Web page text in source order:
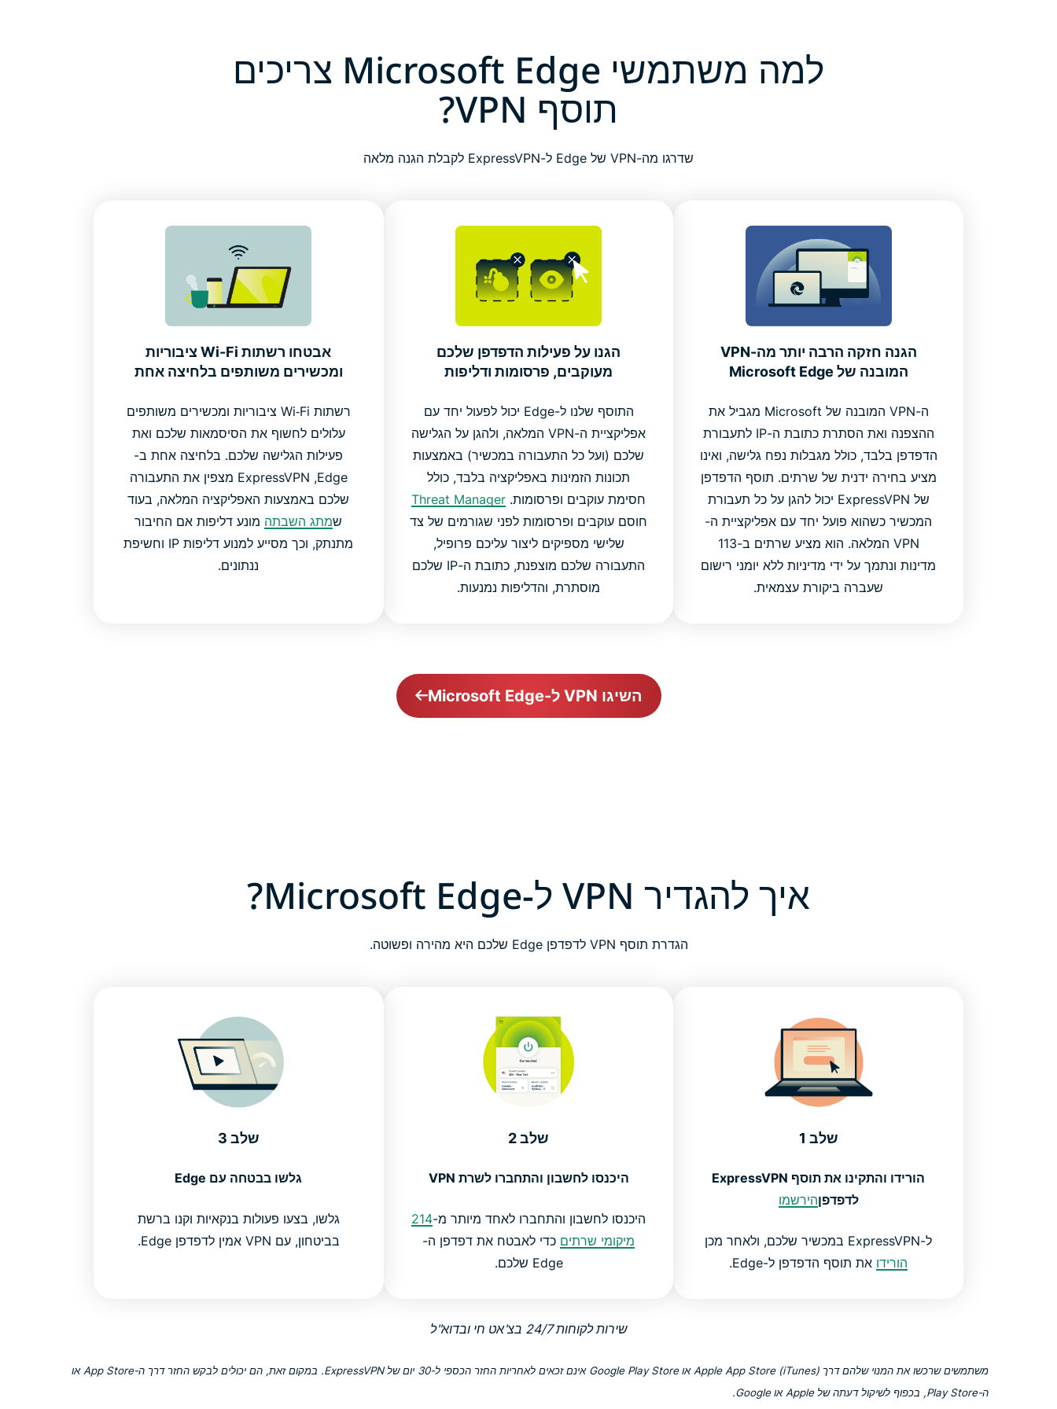
למה משתמשי Microsoft Edge צריכים
תוסף VPN?
שדרגו מה-VPN של Edge ל-ExpressVPN לקבלת הגנה מלאה
הגנה חזקה הרבה יותר מה-VPN
המובנה של Microsoft Edge
ה-VPN המובנה של Microsoft מגביל את
ההצפנה ואת הסתרת כתובת ה-IP לתעבורת
הדפדפן בלבד, כולל מגבלות נפח גלישה, ואינו
מציע בחירה ידנית של שרתים. תוסף הדפדפן
של ExpressVPN יכול להגן על כל תעבורת
המכשיר כשהוא פועל יחד עם אפליקציית ה-
VPN המלאה. הוא מציע שרתים ב-113
מדינות ונתמך על ידי מדיניות ללא יומני רישום
שעברה ביקורת עצמאית.
הגנו על פעילות הדפדפן שלכם
מעוקבים, פרסומות ודליפות
התוסף שלנו ל-Edge יכול לפעול יחד עם
אפליקציית ה-VPN המלאה, ולהגן על הגלישה
שלכם (ועל כל התעבורה במכשיר) באמצעות
תכונות הזמינות באפליקציה בלבד, כולל
חסימת עוקבים ופרסומות. Threat Manager
חוסם עוקבים ופרסומות לפני שגורמים של צד
שלישי מספיקים ליצור עליכם פרופיל,
התעבורה שלכם מוצפנת, כתובת ה-IP שלכם
מוסתרת, והדליפות נמנעות.
אבטחו רשתות Wi-Fi ציבוריות
ומכשירים משותפים בלחיצה אחת
רשתות Wi‑Fi ציבוריות ומכשירים משותפים
עלולים לחשוף את הסיסמאות שלכם ואת
פעילות הגלישה שלכם. בלחיצה אחת ב-
Edge, ‏ExpressVPN מצפין את התעבורה
שלכם באמצעות האפליקציה המלאה, בעוד
שמתג השבתה מונע דליפות אם החיבור
מתנתק, וכך מסייע למנוע דליפות IP וחשיפת
ננתונים.
השיגו VPN ל-Microsoft Edge
איך להגדיר VPN ל-Microsoft Edge?
הגדרת תוסף VPN לדפדפן Edge שלכם היא מהירה ופשוטה.
שלב 1
הורידו והתקינו את תוסף ExpressVPN
לדפדפןהירשמו
ל-ExpressVPN במכשיר שלכם, ולאחר מכן
הורידו את תוסף הדפדפן ל-Edge.
שלב 2
היכנסו לחשבון והתחברו לשרת VPN
היכנסו לחשבון והתחברו לאחד מיותר מ-214
מיקומי שרתים כדי לאבטח את דפדפן ה-
Edge שלכם.
שלב 3
גלשו בבטחה עם Edge
גלשו, בצעו פעולות בנקאיות וקנו ברשת
בביטחון, עם VPN אמין לדפדפן Edge.
שירות לקוחות 24/7 בצ'אט חי ובדוא"ל
משתמשים שרכשו את המנוי שלהם דרך Apple App Store (iTunes) או Google Play Store אינם זכאים לאחריות החזר הכספי ל-30 יום של ExpressVPN. במקום זאת, הם יכולים לבקש החזר דרך ה-App Store או
ה-Play Store, בכפוף לשיקול דעתה של Apple או Google.